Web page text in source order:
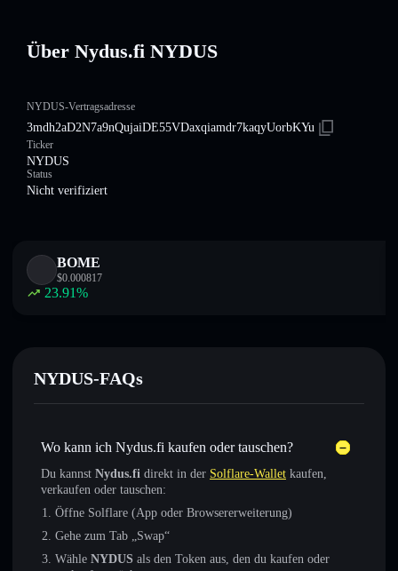
Über Nydus.fi NYDUS
NYDUS-Vertragsadresse
3mdh2aD2N7a9nQujaiDE55VDaxqiamdr7kaqyUorbKYu
Ticker
NYDUS
Status
Nicht verifiziert
BOME
$0.000817
23.91%
NYDUS-FAQs
Wo kann ich Nydus.fi kaufen oder tauschen?
Du kannst Nydus.fi direkt in der Solflare-Wallet kaufen,
verkaufen oder tauschen:
Öffne Solflare (App oder Browsererweiterung)
Gehe zum Tab „Swap“
Wähle NYDUS als den Token aus, den du kaufen oder